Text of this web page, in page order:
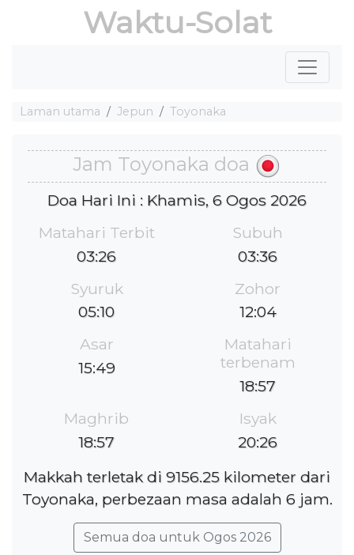
Waktu-Solat
Laman utama Jepun Toyonaka
Jam Toyonaka doa
Doa Hari Ini : Khamis, 6 Ogos 2026
Matahari Terbit
03:26
Subuh
03:36
Syuruk
05:10
Zohor
12:04
Asar
15:49
Matahari
terbenam
18:57
Maghrib
18:57
Isyak
20:26
Makkah terletak di 9156.25 kilometer dari
Toyonaka, perbezaan masa adalah 6 jam.
Semua doa untuk Ogos 2026